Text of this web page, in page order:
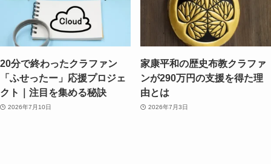
20分で終わったクラファン
「ふせったー」応援プロジェ
クト｜注目を集める秘訣
2026年7月10日
家康平和の歴史布教クラファ
ンが290万円の支援を得た理
由とは
2026年7月3日